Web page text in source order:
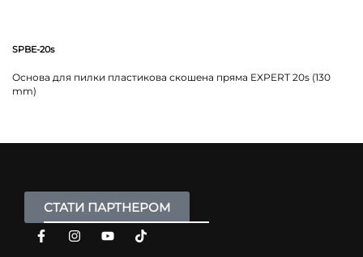
SPBE-20s
Основа для пилки пластикова скошена пряма EXPERT 20s (130
mm)
СТАТИ ПАРТНЕРОМ